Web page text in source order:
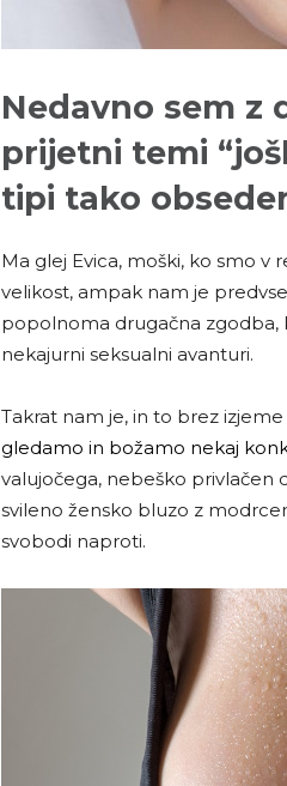
Nedavno sem z
prijetni temi
tipi tako
Ma glej Evica, moški, ko smo v
velikost, ampak nam je
popolnoma drugačna zgodba,
nekajurni seksualni avanturi.
Takrat nam je, in to brez
gledamo in božamo nekaj
valujočega, nebeško privlačen
svileno žensko bluzo z
svobodi naproti.